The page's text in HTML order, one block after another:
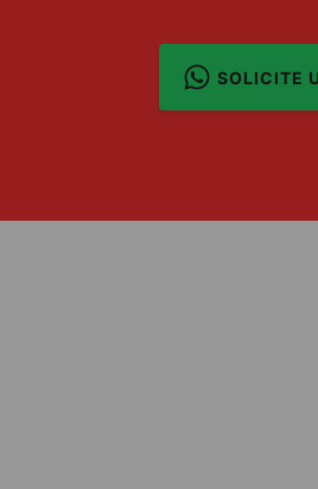
SOLICITE